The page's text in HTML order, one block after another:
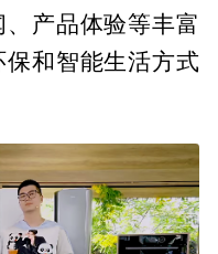
产品体验等丰富
和智能生活方式